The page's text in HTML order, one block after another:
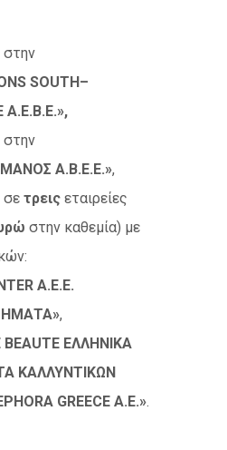
στην
SOUTH–
Α.Ε.Β.Ε.»,
στην
Α.Β.Ε.Ε.»,
σετρειςεταιρείες
στην καθεμία) με
Α.Ε.Ε.
,
BEAUTE ΕΛΛΗΝΙΚΑ
ΚΑΛΛΥΝΤΙΚΩΝ
GREECE A.E.».